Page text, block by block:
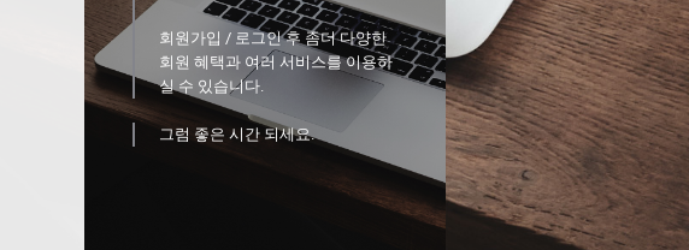
회원가입 / 로그인 후 좀더 다양한
회원 혜택과 여러 서비스를 이용하
실 수 있습니다.
그럼 좋은 시간 되세요.